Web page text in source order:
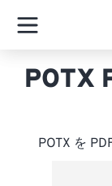
POTX
POTX を